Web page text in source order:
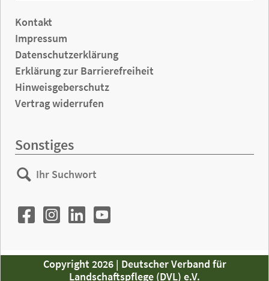
Kontakt
Impressum
Datenschutzerklärung
Erklärung zur Barrierefreiheit
Hinweisgeberschutz
Vertrag widerrufen
Sonstiges
Ihr
Suchwort
Suchen
Copyright 2026 | Deutscher Verband für
Landschaftspflege (DVL) e.V.